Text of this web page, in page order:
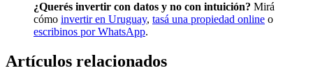
¿Querés invertir con datos y no con intuición? Mirá
cómo invertir en Uruguay, tasá una propiedad online o
escribinos por WhatsApp.
Artículos relacionados